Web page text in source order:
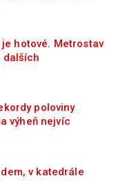
hotové. Metrostav
dalších
poloviny
výheň nejvíc
v katedrále